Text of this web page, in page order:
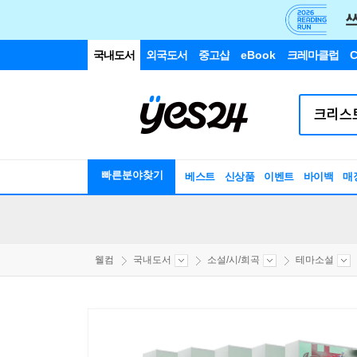
국내도서 외국도서 중고샵 eBook 크레마클럽
빠른분야찾기 베스트 신상품 이벤트 바이백 매
웰컴 국내도서 소설/시/희곡 테마소설